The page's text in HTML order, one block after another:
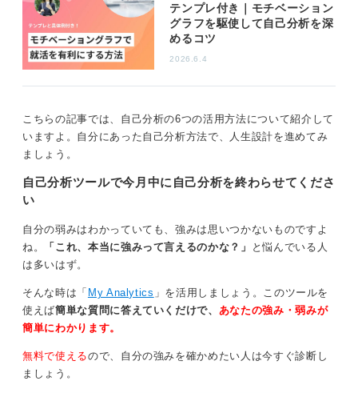
1人で悩まず、つまづいたらプロの力を借りてみよう
それでも自分の人生に1人で向き合うのが難しいと感じた
り、方向性が見えにくかったりする場合は、キャリアコ
です。
コーチングを通じてアウトプットを重ねることで、自身
リットとなるでしょう。
0
テンプレ付き｜モチベーション
グラフを駆使して自己分析を深
めるコツ
2026.6.4
こちらの記事では、自己分析の6つの活用方法について紹介して
いますよ。自分にあった自己分析方法で、人生設計を進めてみ
ましょう。
自己分析ツールで今月中に自己分析を終わらせてくださ
い
自分の弱みはわかっていても、強みは思いつかないものですよ
ね。
「これ、本当に強みって言えるのかな？」
と悩んでいる人
は多いはず。
そんな時は「 My Analytics 」を活用しましょう。このツールを
使えば簡単な質問に答えていくだけで、 あなたの強み・弱みが
簡単にわかります。
無料で使えるので、自分の強みを確かめたい人は今すぐ診断し
ましょう。